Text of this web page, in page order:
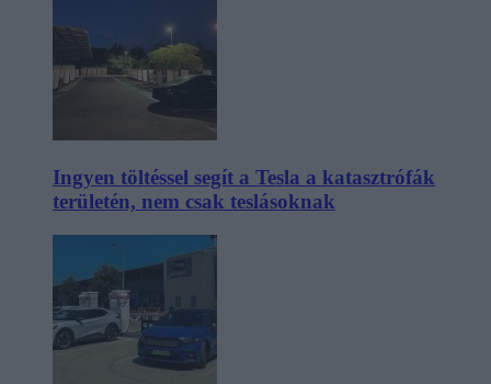
Ingyen töltéssel segít a Tesla a katasztrófák
területén, nem csak teslásoknak